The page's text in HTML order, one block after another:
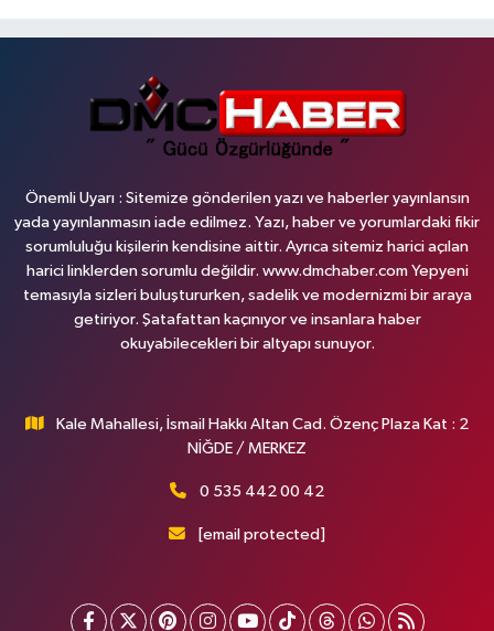
Önemli Uyarı : Sitemize gönderilen yazı ve haberler yayınlansın
yada yayınlanmasın iade edilmez. Yazı, haber ve yorumlardaki fikir
sorumluluğu kişilerin kendisine aittir. Ayrıca sitemiz harici açılan
harici linklerden sorumlu değildir. www.dmchaber.com Yepyeni
temasıyla sizleri buluştururken, sadelik ve modernizmi bir araya
getiriyor. Şatafattan kaçınıyor ve insanlara haber
okuyabilecekleri bir altyapı sunuyor.
Kale Mahallesi, İsmail Hakkı Altan Cad. Özenç Plaza Kat : 2
NİĞDE / MERKEZ
0 535 442 00 42
[email protected]